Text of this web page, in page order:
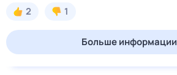
2 1
Больше информации